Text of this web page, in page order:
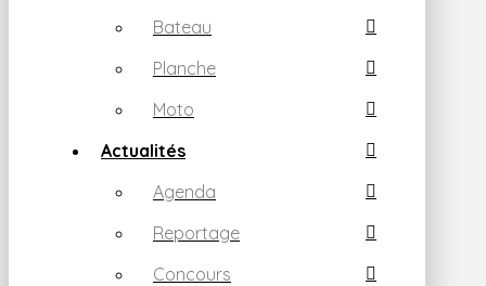
Bateau
Planche
Moto
Actualités
Agenda
Reportage
Concours